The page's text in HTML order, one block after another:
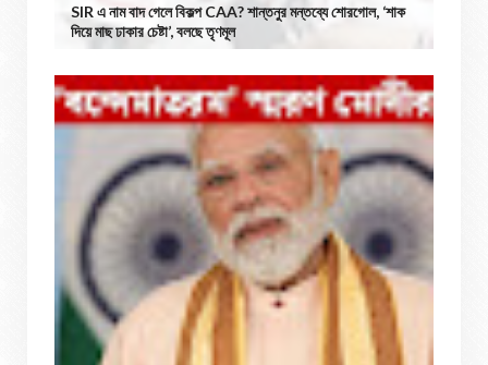
SIR এ নাম বাদ গেলে বিকল্প CAA? শান্তনুর মন্তব্যে শোরগোল, ‘শাক
দিয়ে মাছ ঢাকার চেষ্টা’, বলছে তৃণমূল